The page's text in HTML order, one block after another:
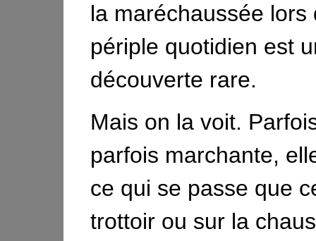
la maréchaussée lors
périple quotidien est
découverte rare.
Mais on la voit.
parfois marchante,
ce qui se passe que
trottoir ou sur la